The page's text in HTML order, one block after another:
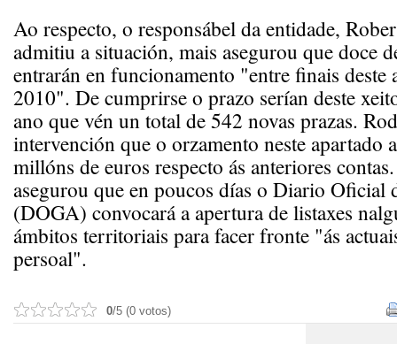
Ao respecto, o responsábel da entidade,
admitiu a situación, mais asegurou que doce
entrarán en funcionamento "entre finais deste
2010". De cumprirse o prazo serían deste
ano que vén un total de 542 novas prazas.
intervención que o orzamento neste apartado
millóns de euros respecto ás anteriores
asegurou que en poucos días o Diario Oficial
(DOGA) convocará a apertura de listaxes
ámbitos territoriais para facer fronte "ás
persoal".
0/5 (0 votos)